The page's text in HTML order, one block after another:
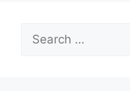
Search
for: